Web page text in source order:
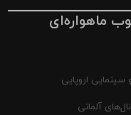
ماهواره‌ای
اروپایی